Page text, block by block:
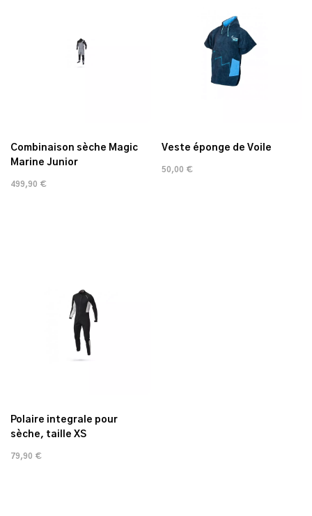
Combinaison sèche Magic
Marine Junior
499,90 €
Veste éponge de Voile
50,00 €
Polaire integrale pour
sèche, taille XS
79,90 €